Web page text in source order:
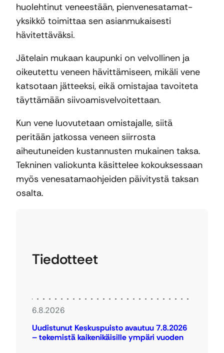
huolehtinut veneestään, pienvenesatamat-
yksikkö toimittaa sen asianmukaisesti
hävitettäväksi.
Jätelain mukaan kaupunki on velvollinen ja
oikeutettu veneen hävittämiseen, mikäli vene
katsotaan jätteeksi, eikä omistajaa tavoiteta
täyttämään siivoamisvelvoitettaan.
Kun vene luovutetaan omistajalle, siitä
peritään jatkossa veneen siirrosta
aiheutuneiden kustannusten mukainen taksa.
Tekninen valiokunta käsittelee kokouksessaan
myös venesatamaohjeiden päivitystä taksan
osalta.
Tiedotteet
6.8.2026
Uudistunut Keskuspuisto avautuu 7.8.2026
– tekemistä kaikenikäisille ympäri vuoden